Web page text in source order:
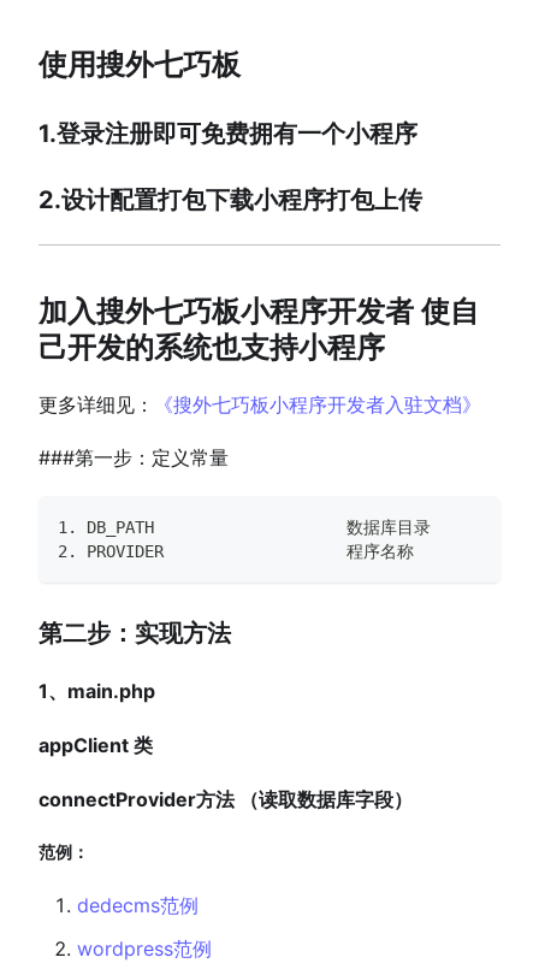
使用搜外七巧板
1.登录注册即可免费拥有一个小程序
2.设计配置打包下载小程序打包上传
加入搜外七巧板小程序开发者 使自
己开发的系统也支持小程序
更多详细见： 《搜外七巧板小程序开发者入驻文档》
###第一步：定义常量
1. DB_PATH                    数据库目录
2. PROVIDER                   程序名称
第二步：实现方法
1、main.php
appClient 类
connectProvider方法 （读取数据库字段）
范例：
dedecms范例
wordpress范例